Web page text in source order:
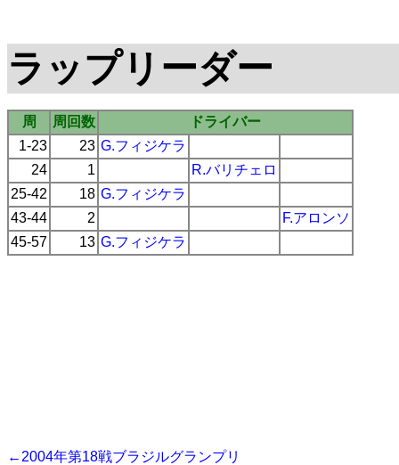
ラップリーダー
周 周回数
ドライバー
1-23
23 G.フィジケラ
24
1
R.バリチェロ
25-42
18 G.フィジケラ
43-44
2
F.アロンソ
45-57
13 G.フィジケラ
←2004年第18戦ブラジルグランプリ